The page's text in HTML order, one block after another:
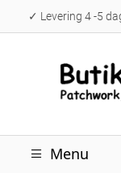
✓ Levering 4 -5
Menu